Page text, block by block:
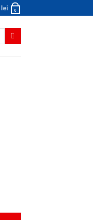
lei 0